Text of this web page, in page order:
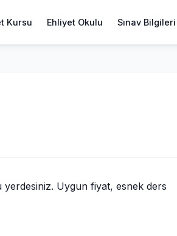
Kursu Ehliyet Okulu Sınav Bilgileri
Uygun fiyat, esnek ders